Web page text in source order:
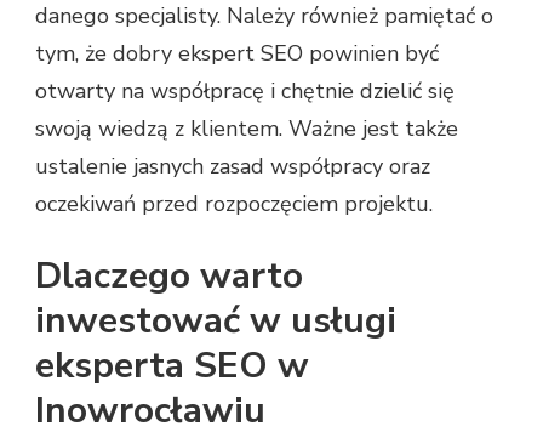
danego specjalisty. Należy również pamiętać o
tym, że dobry ekspert SEO powinien być
otwarty na współpracę i chętnie dzielić się
swoją wiedzą z klientem. Ważne jest także
ustalenie jasnych zasad współpracy oraz
oczekiwań przed rozpoczęciem projektu.
Dlaczego warto
inwestować w usługi
eksperta SEO w
Inowrocławiu